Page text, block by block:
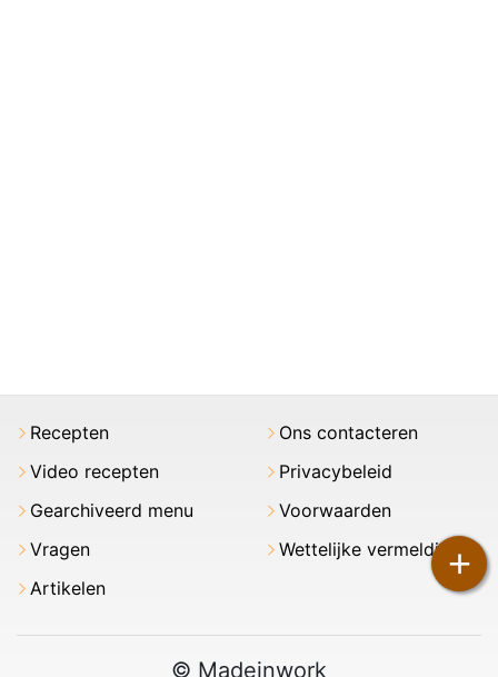
+
Recepten
Video recepten
Gearchiveerd menu
Vragen
Artikelen
Ons contacteren
Privacybeleid
Voorwaarden
Wettelijke vermeldingen
© Madeinwork